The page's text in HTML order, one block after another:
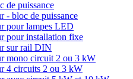
de puissance
- bloc de puissance
pour lampes LED
pour installation fixe
sur rail DIN
mono circuit 2 ou 3 kW
4 circuits 2 ou 3 kW